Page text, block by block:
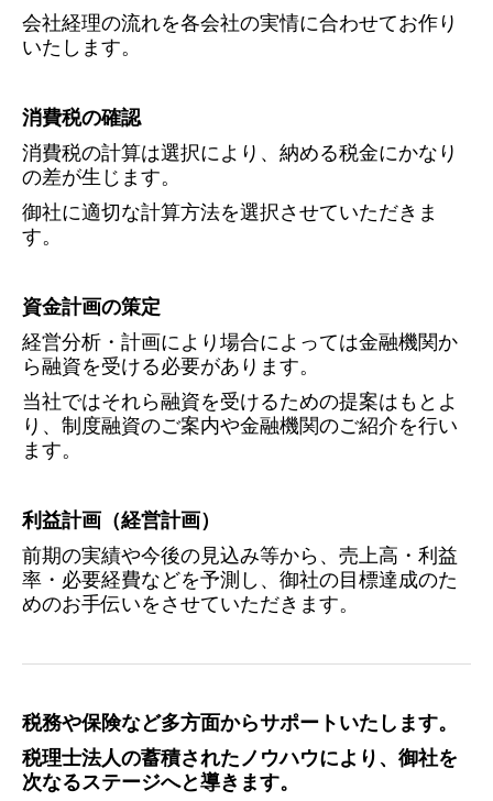
会社経理の流れを各会社の実情に合わせてお作り
いたします。
消費税の確認
消費税の計算は選択により、納める税金にかなり
の差が生じます。
御社に適切な計算方法を選択させていただきま
す。
資金計画の策定
経営分析・計画により場合によっては金融機関か
ら融資を受ける必要があります。
当社ではそれら融資を受けるための提案はもとよ
り、制度融資のご案内や金融機関のご紹介を行い
ます。
利益計画（経営計画）
前期の実績や今後の見込み等から、売上高・利益
率・必要経費などを予測し、御社の目標達成のた
めのお手伝いをさせていただきます。
税務や保険など多方面からサポートいたします。
税理士法人の蓄積されたノウハウにより、御社を
次なるステージへと導きます。